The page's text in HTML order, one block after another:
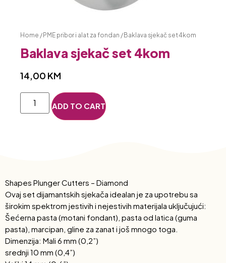
Home /PME pribor i alat za fondan / Baklava sjekač set 4kom
Baklava sjekač set 4kom
14,00 KM
ADD TO CART
Shapes Plunger Cutters – Diamond
Ovaj set dijamantskih sjekača idealan je za upotrebu sa
širokim spektrom jestivih i nejestivih materijala uključujući:
Šećerna pasta (motani fondant), pasta od latica (guma
pasta), marcipan, gline za zanat i još mnogo toga.
Dimenzija: Mali 6 mm (0,2”)
srednji 10 mm (0,4”)